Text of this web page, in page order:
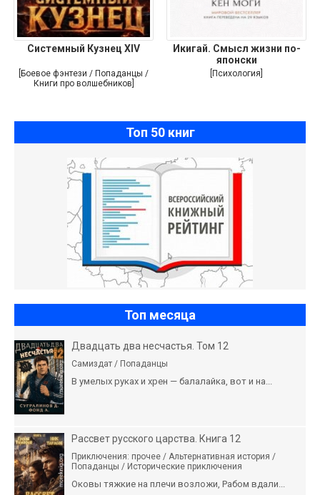
Системный Кузнец XIV
[Боевое фэнтези / Попаданцы /
Книги про волшебников]
Икигай. Смысл жизни по-
японски
[Психология]
Топ 50 книг
Топ месяца
Двадцать два несчастья. Том 12
Самиздат / Попаданцы
В умелых руках и хрен — балалайка, вот и на...
Рассвет русского царства. Книга 12
Приключения: прочее / Альтернативная история /
Попаданцы / Исторические приключения
Оковы тяжкие на плечи возложи, Рабом вдали...